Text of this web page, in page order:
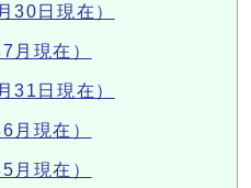
30日現在）
月現在）
31日現在）
月現在）
月現在）